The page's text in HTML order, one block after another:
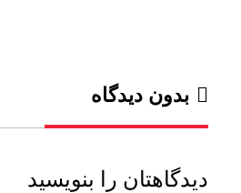
بدون دیدگاه
دیدگاهتان را بنویسید